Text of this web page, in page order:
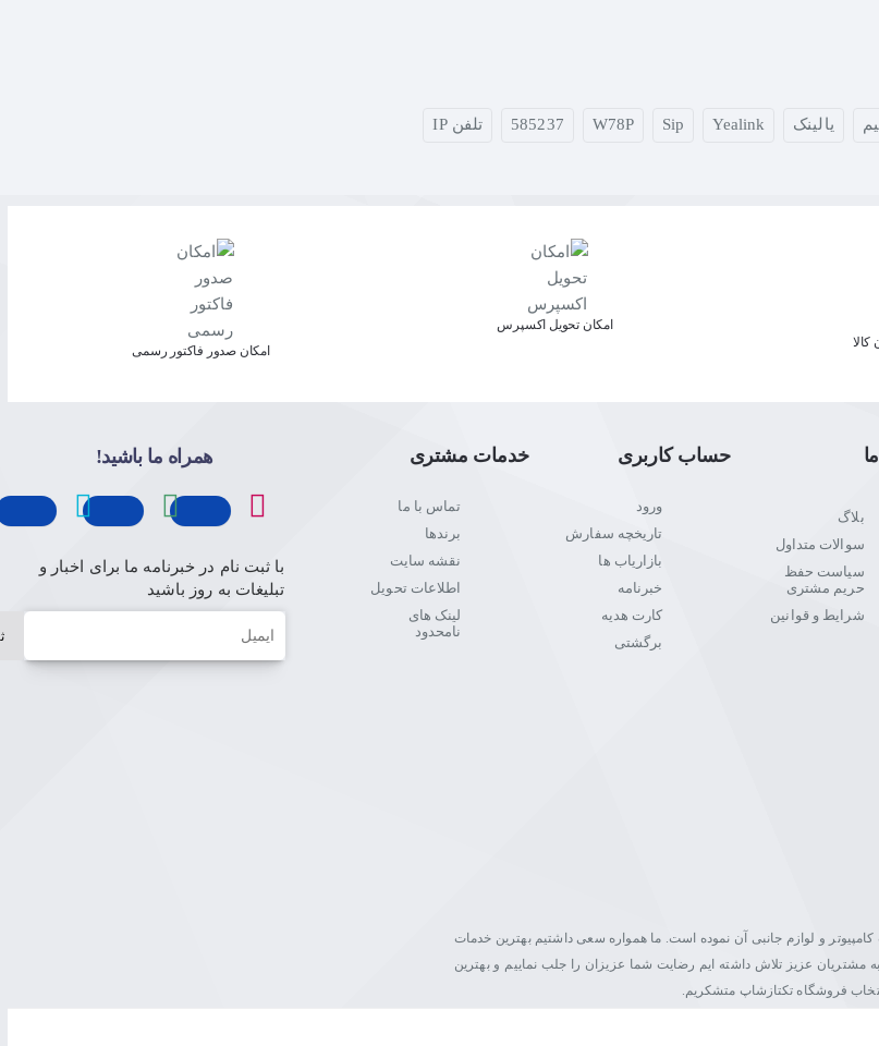
یالینک Yealink
Sip
W78P
585237 تلفن IP
اﻣﮑﺎن ﺗﺤﻮﯾﻞ اﮐﺴﭙﺮس
امکان صدور فاکتور رسمی
بلاگ
سوالات متداول
سیاست حفظ
حریم مشتری
شرایط و قوانین
حساب کاربری
ورود
تاریخچه سفارش
بازاریاب ها
خبرنامه
کارت هدیه
برگشتی
خدمات مشتری
تماس با ما
برندها
نقشه سایت
اطلاعات تحویل
لینک های
نامحدود
همراه ما باشید!
با ثبت نام در خبرنامه ما برای اخبار و
تبلیغات به روز باشید
ایمیل
تلویزیون، قطعات کامپیوتر و لوازم جانبی آن نموده است. ما همواره سعی داشتیم بهترین خدمات
مشتریان عزیز تلاش داشته ایم رضایت شما عزیزان را جلب نماییم و بهترین
فروشگاه تکتازشاپ متشکریم.